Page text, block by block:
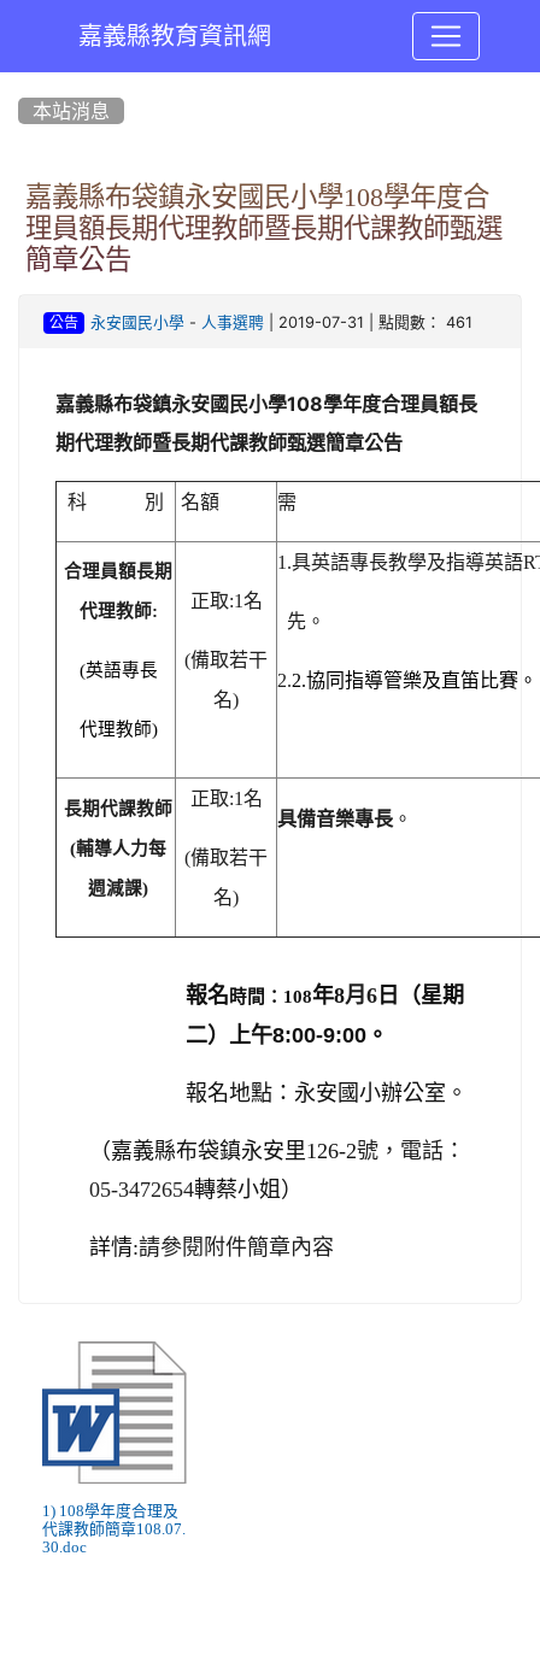
嘉義縣教育資訊網
本站消息
嘉義縣布袋鎮永安國民小學108學年度合
理員額長期代理教師暨長期代課教師甄選
簡章公告
公告 永安國民小學- 人事選聘| 2019-07-31 | 點閱數： 461
嘉義縣布袋鎮永安國民小學108學年度合理員額長
期代理教師暨長期代課教師甄選簡章公告
科 別 名額 需
合理員額長期
代理教師:
(英語專長
代理教師)
正取:1名
(備取若干
名)
1.具英語專長教學及指導英語
先。
2.2.協同指導管樂及直笛比賽。
長期代課教師
(輔導人力每
週減課)
正取:1名
(備取若干
名)
具備音樂專長 。
報名時間：108年8月6 日（星期
二）上午8:00-9:00 。
報名地點：永安國小辦公室。
（嘉義縣布袋鎮永安里126-2號，電話：
05-3472654轉蔡小姐）
詳情:請參閱附件簡章內容
1) 108學年度合理及
代課教師簡章108.07.
30.doc